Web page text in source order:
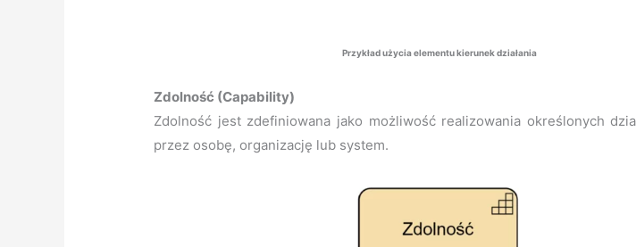
Przykład użycia elementu kierunek działania
Zdolność (Capability)
Zdolność jest zdefiniowana jako możliwość realizowania określonych
przez osobę, organizację lub system.